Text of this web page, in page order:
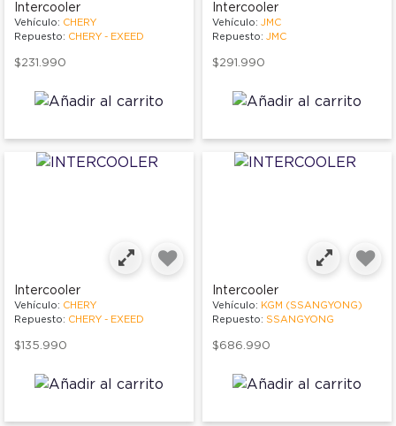
Intercooler
Vehículo: CHERY
Repuesto: CHERY - EXEED
$231.990
Intercooler
Vehículo: JMC
Repuesto: JMC
$291.990
Intercooler
Vehículo: CHERY
Repuesto: CHERY - EXEED
$135.990
Intercooler
Vehículo: KGM (SSANGYONG)
Repuesto: SSANGYONG
$686.990